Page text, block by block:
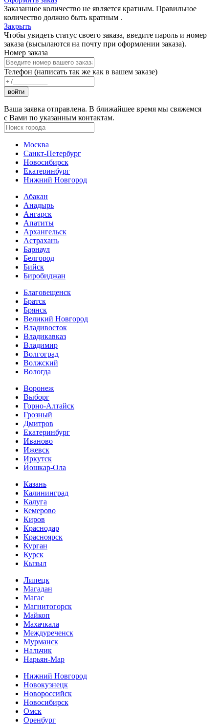
Заказанное количество не является кратным. Правильное
количество должно быть кратным .
Закрыть
Чтобы увидеть статус своего заказа, введите пароль и номер
заказа (высылаются на почту при оформлении заказа).
Номер заказа
Телефон (написать так же как в вашем заказе)
войти
Ваша заявка отправлена. В ближайшее время мы свяжемся
с Вами по указанным контактам.
Москва
Санкт-Петербург
Новосибирск
Екатеринбург
Нижний Новгород
Абакан
Анадырь
Ангарск
Апатиты
Архангельск
Астрахань
Барнаул
Белгород
Бийск
Биробиджан
Благовещенск
Братск
Брянск
Великий Новгород
Владивосток
Владикавказ
Владимир
Волгоград
Волжский
Вологда
Воронеж
Выборг
Горно-Алтайск
Грозный
Дмитров
Екатеринбург
Иваново
Ижевск
Иркутск
Йошкар-Ола
Казань
Калининград
Калуга
Кемерово
Киров
Краснодар
Красноярск
Курган
Курск
Кызыл
Липецк
Магадан
Магас
Магнитогорск
Майкоп
Махачкала
Междуреченск
Мурманск
Нальчик
Нарьян-Мар
Нижний Новгород
Новокузнецк
Новороссийск
Новосибирск
Омск
Оренбург